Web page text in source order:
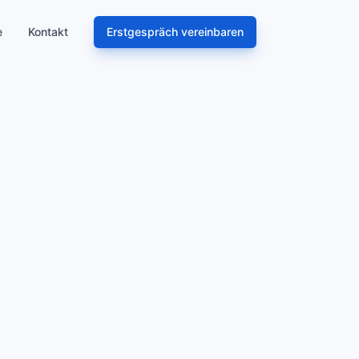
Kontakt Erstgespräch vereinbaren